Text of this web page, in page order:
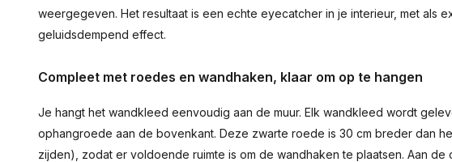
weergegeven. Het resultaat is een echte eyecatcher in je interieur, met als
geluidsdempend effect.
Compleet met roedes en wandhaken, klaar om op te hangen
Je hangt het wandkleed eenvoudig aan de muur. Elk wandkleed wordt
ophangroede aan de bovenkant. Deze zwarte roede is 30 cm breder dan
zijden), zodat er voldoende ruimte is om de wandhaken te plaatsen. Aan